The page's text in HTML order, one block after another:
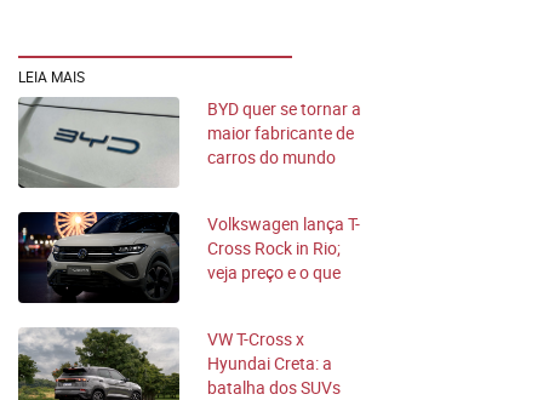
LEIA MAIS
BYD quer se tornar a
maior fabricante de
carros do mundo
Volkswagen lança T-
Cross Rock in Rio;
veja preço e o que
VW T-Cross x
Hyundai Creta: a
batalha dos SUVs